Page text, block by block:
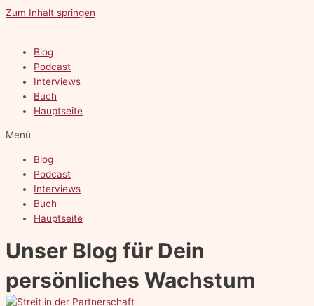
Zum Inhalt springen
Blog
Podcast
Interviews
Buch
Hauptseite
Menü
Blog
Podcast
Interviews
Buch
Hauptseite
Unser Blog für Dein
persönliches Wachstum